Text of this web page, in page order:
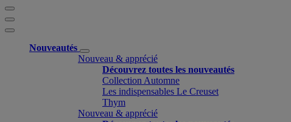
Nouveautés
Nouveau & apprécié
Découvrez toutes les nouveautés
Collection Automne
Les indispensables Le Creuset
Thym
Nouveau & apprécié